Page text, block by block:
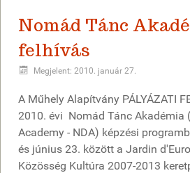
Nomád Tánc
felhívás
Megjelent: 2010. január 27.
A Műhely Alapítvány PÁLYÁZATI
2010. évi Nomád Tánc Akadémia
Academy - NDA) képzési
és június 23. között a Jardin
Közösség Kultúra 2007-2013